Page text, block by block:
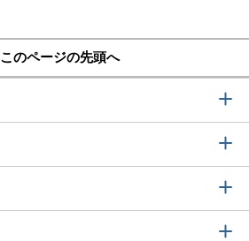
このページの先頭へ